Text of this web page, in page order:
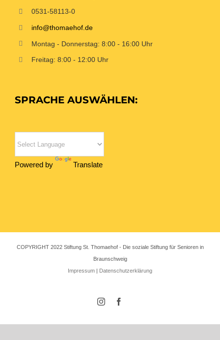
0531-58113-0
info@thomaehof.de
Montag - Donnerstag: 8:00 - 16:00 Uhr
Freitag: 8:00 - 12:00 Uhr
SPRACHE AUSWÄHLEN:
Powered by Translate
COPYRIGHT 2022 Stiftung St. Thomaehof - Die soziale Stiftung für Senioren in
Braunschweig
Impressum
Datenschutzerklärung
Instagram